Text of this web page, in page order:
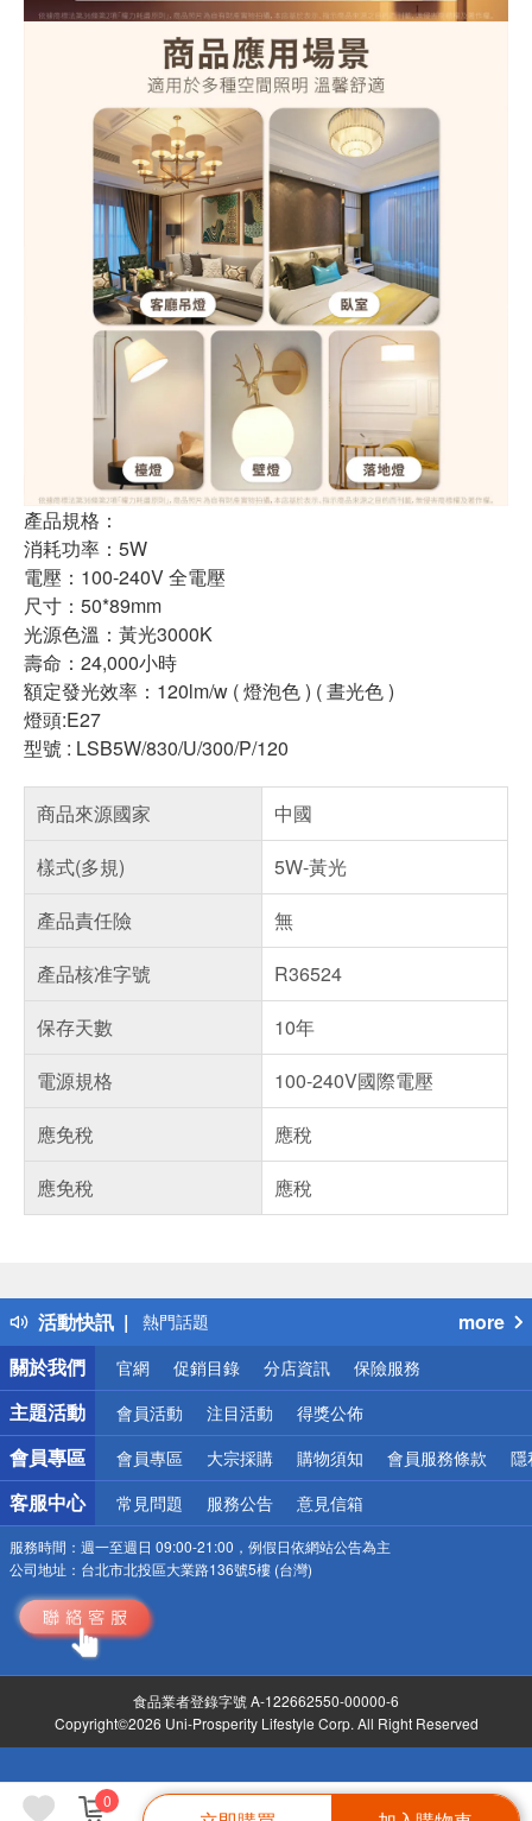
0
產品規格：
消耗功率：5W
電壓：100-240V 全電壓
尺寸：50*89mm
光源色溫：黃光3000K
壽命：24,000小時
額定發光效率：120lm/w ( 燈泡色 ) ( 晝光色 )
燈頭:E27
型號 : LSB5W/830/U/300/P/120
商品來源國家
中國
樣式(多規)
5W-黃光
產品責任險
無
產品核准字號
R36524
保存天數
10年
電源規格
100-240V國際電壓
應免稅
應稅
應免稅
應稅
活動快訊
得獎公告
熱門話題
銀行優惠
偏遠地區配送
詐騙網頁！請小心！
more
關於我們
官網 促銷目錄 分店資訊 保險服務
主題活動 會員活動 注目活動 得獎公佈
會員專區 會員專區 大宗採購 購物須知 會員服務條款 隱
客服中心 常見問題 服務公告 意見信箱
服務時間： 週一至週日 09:00-21:00，例假日依網站公告為主
公司地址： 台北市北投區大業路136號5樓 (台灣)
食品業者登錄字號 A-122662550-00000-6
Copyright©2026 Uni-Prosperity Lifestyle Corp. All Right Reserved